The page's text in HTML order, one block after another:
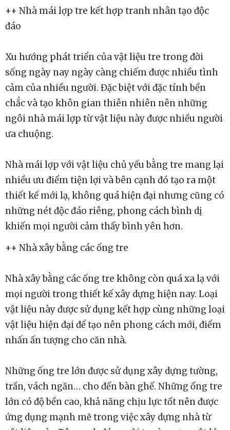
++ Nhà mái lợp tre kết hợp tranh nhân tạo độc
đáo
Xu hướng phát triển của vật liệu tre trong đời
sống ngày nay ngày càng chiếm được nhiều tình
cảm của nhiều người. Đặc biệt với đặc tính bền
chắc và tạo khôn gian thiên nhiên nên những
ngôi nhà mái lợp từ vật liệu này được nhiều người
ưa chuộng.
Nhà mái lợp với vật liệu chủ yếu bằng tre mang lại
nhiều ưu điểm tiện lợi và bên cạnh đó tạo ra một
thiết kế mới lạ, không quá hiện đại nhưng cũng có
những nét độc đáo riêng, phong cách bình dị
khiến mọi người cảm thấy bình yên hơn.
++ Nhà xây bằng các ống tre
Nhà xây bằng các ống tre không còn quá xa lạ với
mọi người trong thiết kế xây dựng hiện nay. Loại
vật liệu này được sử dụng kết hợp cùng những loại
vật liệu hiện đại để tạo nên phong cách mới, điểm
nhấn ấn tượng cho căn nhà.
Những ống tre lớn được sử dụng xây dựng tường,
trần, vách ngăn… cho đến bàn ghế. Những ống tre
lớn có độ bền cao, khả năng chịu lực tốt nên được
ứng dụng mạnh mẽ trong việc xây dựng nhà từ